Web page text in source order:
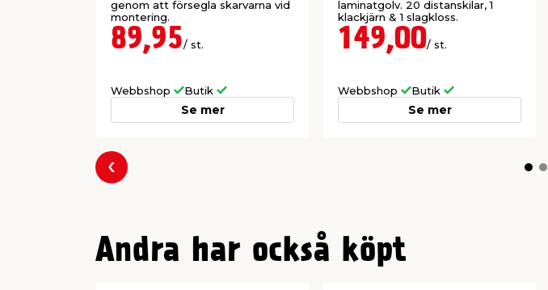
genom att försegla skarvarna vid
montering.
89,95/ st.
Webbshop Butik
Se mer
laminatgolv. 20 distanskilar, 1
klackjärn & 1 slagkloss.
149,00/ st.
Webbshop Butik
Se mer
Föregående
Andra har också köpt